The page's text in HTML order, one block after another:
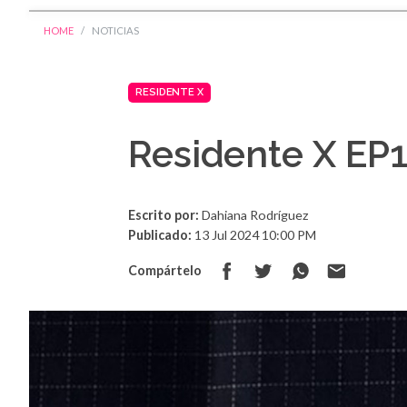
HOME NOTICIAS
RESIDENTE X
Residente X
Escrito por: Dahiana Rodríguez
Publicado: 13 Jul 2024 10:00 PM
Compártelo